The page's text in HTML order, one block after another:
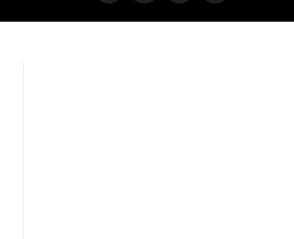
(Twitter)